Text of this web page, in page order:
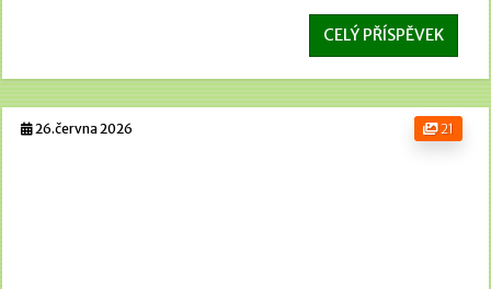
CELÝ PŘÍSPĚVEK
21
26.června 2026